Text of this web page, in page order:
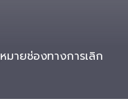
ายช่องทางการเลิก